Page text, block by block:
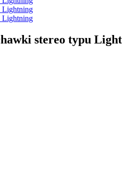
stereo typu